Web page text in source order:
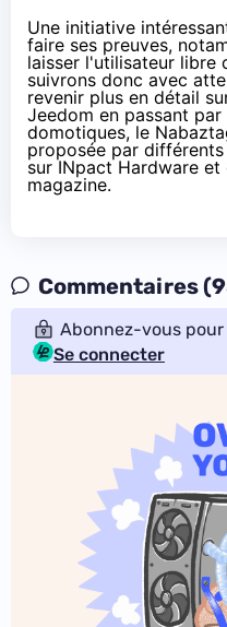
Une initiative
faire ses preuves,
laisser l'utilisateur libre
suivrons donc avec
revenir plus en détail
Jeedom en passant
domotiques, le
proposée par
surINpact Hardware et
magazine.
Commentaires
Abonnez-vous
Se connecter